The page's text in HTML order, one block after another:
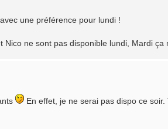
avec une préférence pour lundi !
ne sont pas disponible lundi, Mardi ça
En effet, je ne serai pas dispo ce